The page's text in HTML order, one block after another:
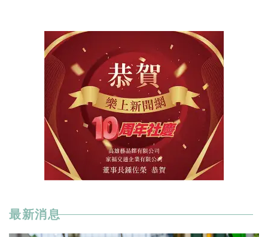
最新消息